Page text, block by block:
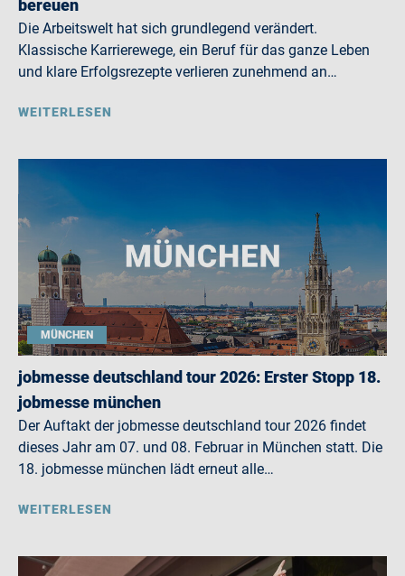
bereuen
Die Arbeitswelt hat sich grundlegend verändert.
Klassische Karrierewege, ein Beruf für das ganze Leben
und klare Erfolgsrezepte verlieren zunehmend an…
WEITERLESEN
MÜNCHEN
jobmesse deutschland tour 2026: Erster Stopp 18.
jobmesse münchen
Der Auftakt der jobmesse deutschland tour 2026 findet
dieses Jahr am 07. und 08. Februar in München statt. Die
18. jobmesse münchen lädt erneut alle…
WEITERLESEN